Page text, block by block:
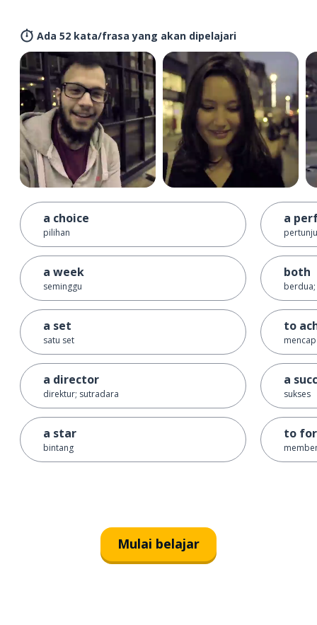
Ada 52 kata/frasa yang akan dipelajari
a choice
pilihan
a week
seminggu
a set
satu set
a director
direktur; sutradara
a star
bintang
a
both
to
a
sukses
to
Mulai belajar